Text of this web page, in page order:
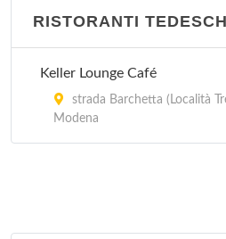
RISTORANTI
Keller Lounge Café
strada Barchetta (Località
Modena